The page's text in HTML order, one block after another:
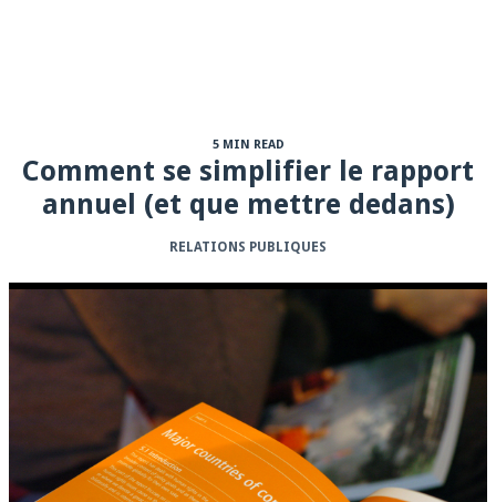
5 MIN READ
Comment se simplifier le rapport
annuel (et que mettre dedans)
RELATIONS PUBLIQUES